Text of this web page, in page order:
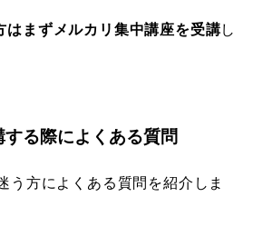
はまずメルカリ集中講座を受講し
る際によくある質問
う方によくある質問を紹介しま